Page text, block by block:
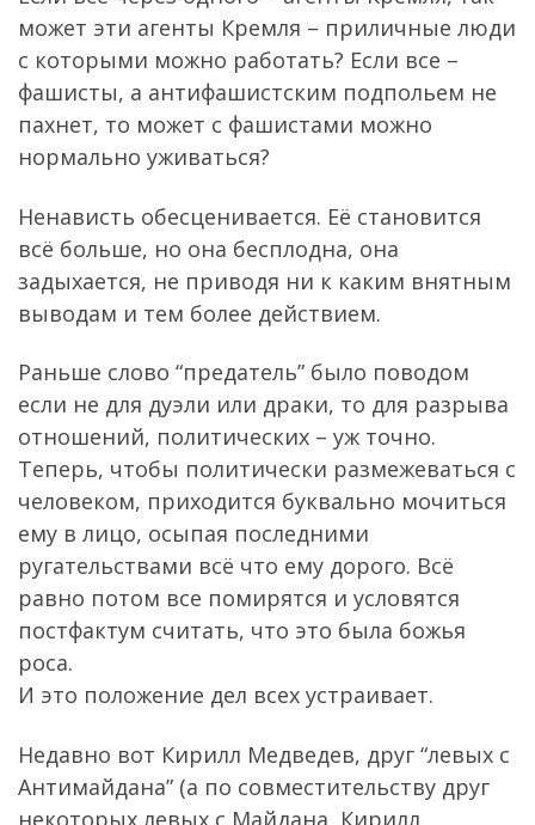
может эти агенты Кремля – приличные люди
с которыми можно работать? Если все –
фашисты, а антифашистским подпольем не
пахнет, то может с фашистами можно
нормально уживаться?
Ненависть обесценивается. Её становится
всё больше, но она бесплодна, она
задыхается, не приводя ни к каким внятным
выводам и тем более действием.
Раньше слово “предатель” было поводом
если не для дуэли или драки, то для разрыва
отношений, политических – уж точно.
Теперь, чтобы политически размежеваться с
человеком, приходится буквально мочиться
ему в лицо, осыпая последними
ругательствами всё что ему дорого. Всё
равно потом все помирятся и условятся
постфактум считать, что это была божья
роса.
И это положение дел всех устраивает.
Недавно вот Кирилл Медведев, друг “левых с
Антимайдана” (а по совместительству друг
некоторых левых с Майдана, Кирилл